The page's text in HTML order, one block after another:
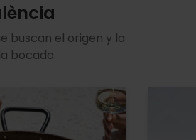
buscan el origen y la
bocado.